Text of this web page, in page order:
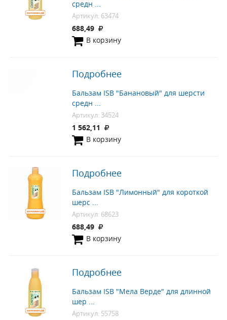
средн ...
Артикул: 63474
688,49
В корзину
Подробнее
Бальзам ISB "Банановый" для шерсти
средн ...
Артикул: 34524
1 562,11
В корзину
Подробнее
Бальзам ISB "Лимонный" для короткой
шерс ...
Артикул: 68623
688,49
В корзину
Подробнее
Бальзам ISB "Мела Верде" для длинной
шер ...
Артикул: 55758